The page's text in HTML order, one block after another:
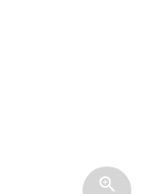
zoom_in